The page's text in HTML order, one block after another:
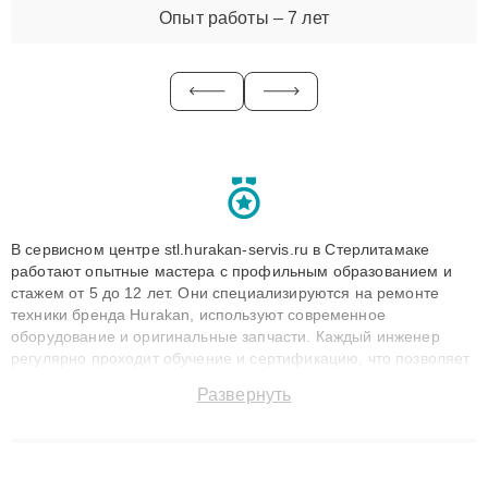
Опыт работы – 7 лет
В сервисном центре stl.hurakan-servis.ru в Стерлитамаке
работают опытные мастера с профильным образованием и
стажем от 5 до 12 лет. Они специализируются на ремонте
техники бренда Hurakan, используют современное
оборудование и оригинальные запчасти. Каждый инженер
регулярно проходит обучение и сертификацию, что позволяет
технику с сохранением гарантии до 3 лет. Наши мастера
Развернуть